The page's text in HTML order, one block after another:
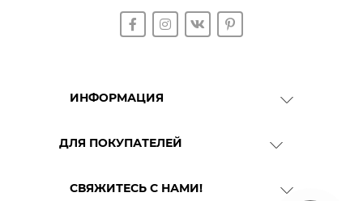
ИНФОРМАЦИЯ
Гарантия качества
ДЛЯ ПОКУПАТЕЛЕЙ
ГРАФИК РАБОТЫ:
СВЯЖИТЕСЬ С НАМИ!